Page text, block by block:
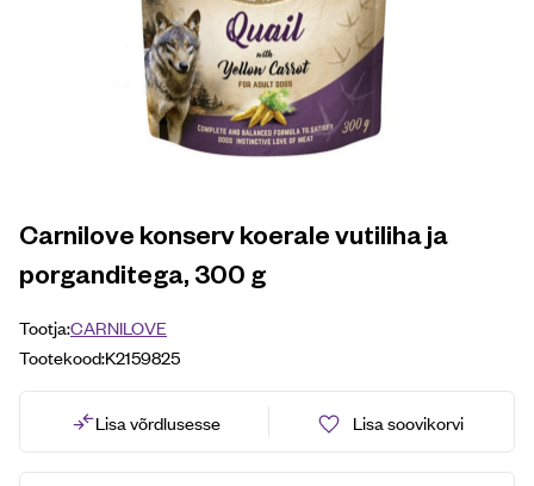
Carnilove konserv koerale vutiliha ja
porganditega, 300 g
Tootja:CARNILOVE
Tootekood:K2159825
Lisa võrdlusesse Lisa soovikorvi